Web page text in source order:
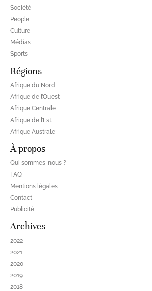
Société
People
Culture
Médias
Sports
Régions
Afrique du Nord
Afrique de l’Ouest
Afrique Centrale
Afrique de l’Est
Afrique Australe
À propos
Qui sommes-nous ?
FAQ
Mentions légales
Contact
Publicité
Archives
2022
2021
2020
2019
2018